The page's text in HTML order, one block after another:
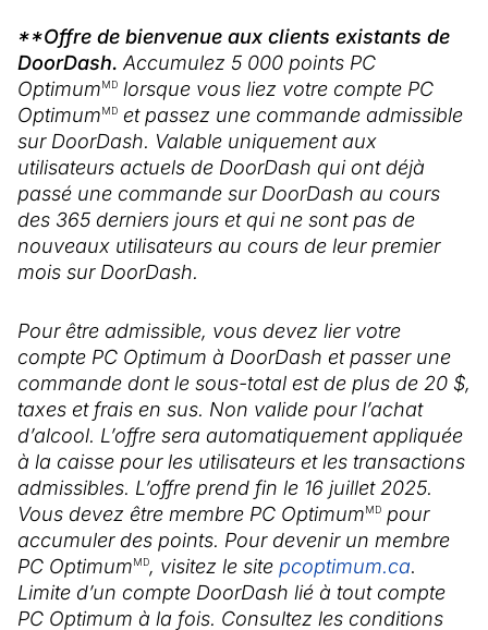
**Offre de bienvenue aux clients existants de
DoorDash. Accumulez 5 000 points PC
OptimumMD lorsque vous liez votre compte PC
OptimumMD et passez une commande admissible
sur DoorDash. Valable uniquement aux
utilisateurs actuels de DoorDash qui ont déjà
passé une commande sur DoorDash au cours
des 365 derniers jours et qui ne sont pas de
nouveaux utilisateurs au cours de leur premier
mois sur DoorDash.
Pour être admissible, vous devez lier votre
compte PC Optimum à DoorDash et passer une
commande dont le sous-total est de plus de 20 $,
taxes et frais en sus. Non valide pour l’achat
d’alcool. L’offre sera automatiquement appliquée
à la caisse pour les utilisateurs et les transactions
admissibles. L’offre prend fin le 16 juillet 2025.
Vous devez être membre PC OptimumMD pour
accumuler des points. Pour devenir un membre
PC OptimumMD, visitez le site pcoptimum.ca(Il
.
Limite d’un compte DoorDash lié à tout compte
PC Optimum à la fois. Consultez les conditions